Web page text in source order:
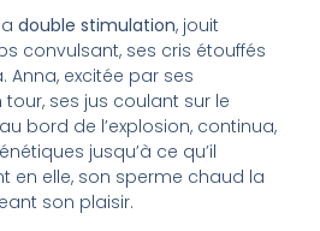
double stimulation, jouit
convulsant, ses cris étouffés
Anna, excitée par ses
ses jus coulant sur le
bord de l’explosion, continua,
jusqu’à ce qu’il
en elle, son sperme chaud la
son plaisir.